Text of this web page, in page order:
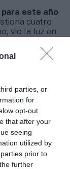
parties, or
for
opt-out
that after your
seeing
utilized by
prior to
further
este año
cuatro
vio la luz en
once centros
en las
de Google
actualidad.
AHORA